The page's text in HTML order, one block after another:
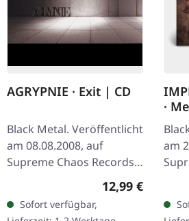
AGRYPNIE · Exit | CD
Black Metal. Veröffentlicht
am 08.08.2008, auf
Supreme Chaos Records.
CD im Jewelcase mit 12-
seitigem Booklet. Mit
AGRYPNIE bricht ex-
Regulärer Preis:
12,99 €
Sofort verfügbar,
·
am
im